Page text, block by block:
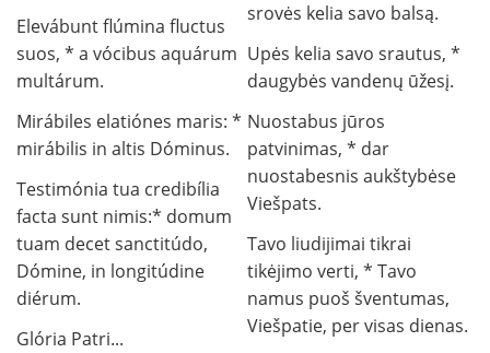
Elevábunt flúmina fluctus
suos, * a vócibus aquárum
multárum.
Mirábiles elatiónes maris: *
mirábilis in altis Dóminus.
Testimónia tua credibília
facta sunt nimis:* domum
tuam decet sanctitúdo,
Dómine, in longitúdine
diérum.
Glória Patri...
srovės kelia savo balsą.
Upės kelia savo srautus, *
daugybės vandenų ūžesį.
Nuostabus jūros
patvinimas, * dar
nuostabesnis aukštybėse
Viešpats.
Tavo liudijimai tikrai
tikėjimo verti, * Tavo
namus puoš šventumas,
Viešpatie, per visas dienas.